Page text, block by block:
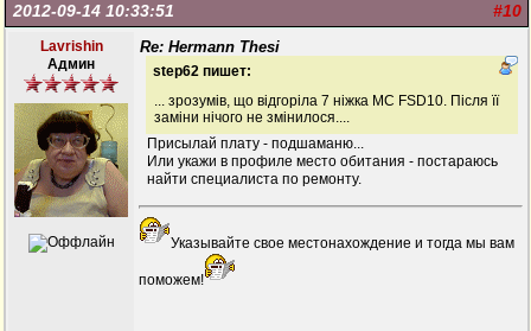
#10
2012-09-14 10:33:51
Lavrishin
Админ
Re: Hermann Thesi
step62 пишет:
... зрозумів, що відгоріла 7 ніжка МС FSD10. Після її
заміни нічого не змінилося....
Присылай плату - подшаманю...
Или укажи в профиле место обитания - постараюсь
найти специалиста по ремонту.
Указывайте свое местонахождение и тогда мы вам
поможем!